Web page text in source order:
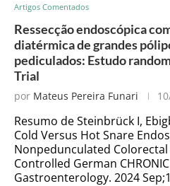
Artigos Comentados
Ressecção endoscópica
diatérmica de grandes
pediculados: Estudo
Trial
por Mateus Pereira Funari
Resumo de Steinbrück I,
Cold Versus Hot Snare
Nonpedunculated
Controlled German
Gastroenterology. 2024